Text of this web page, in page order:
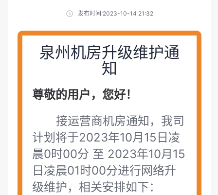
发布时间:2023-10-14 21:32
泉州机房升级维护通
知
尊敬的用户，您好！
接运营商机房通知，我司
计划将于2023年10月15日凌
晨0时00分 至 2023年10月15
日凌晨01时00分进行网络升
级维护，相关安排如下：